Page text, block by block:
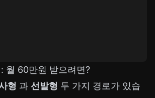
월 60만원 받으려면?
형 과 선발형 두 가지 경로가 있습